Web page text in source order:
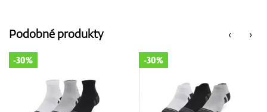
‹
Podobné produkty ›